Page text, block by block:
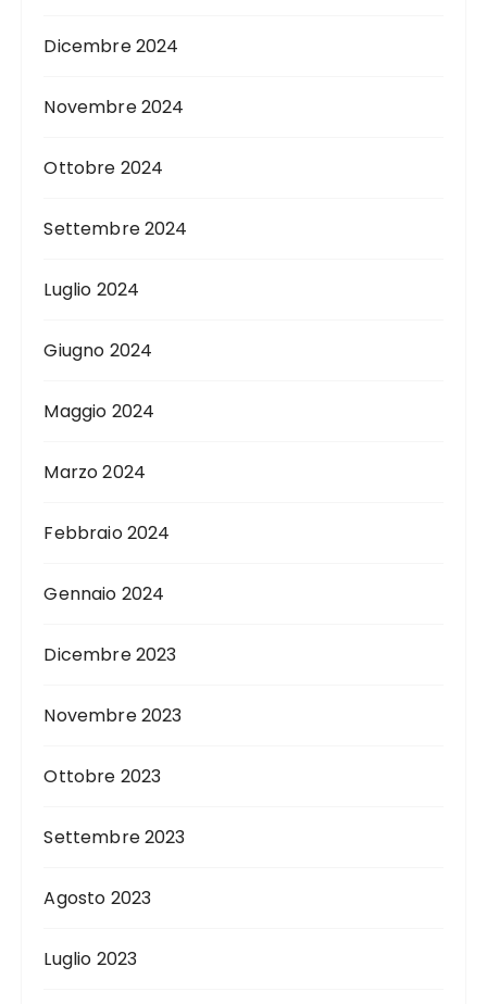
Dicembre 2024
Novembre 2024
Ottobre 2024
Settembre 2024
Luglio 2024
Giugno 2024
Maggio 2024
Marzo 2024
Febbraio 2024
Gennaio 2024
Dicembre 2023
Novembre 2023
Ottobre 2023
Settembre 2023
Agosto 2023
Luglio 2023